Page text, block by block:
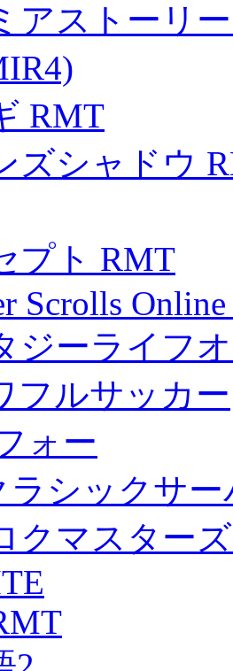
アストーリ
RMT
ズシャドウ
プト RMT
Scrolls
ジーライフ
フルサッカー
ォー
ラシックサ
クマスター